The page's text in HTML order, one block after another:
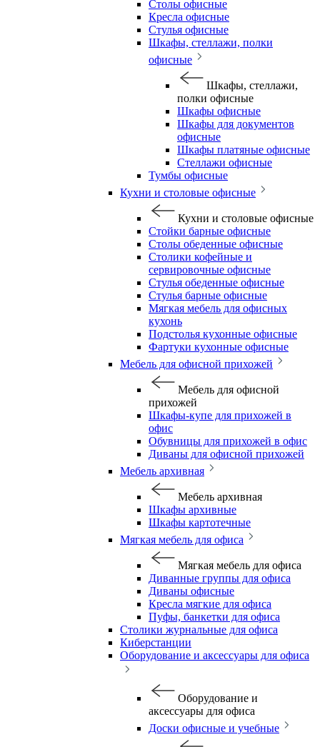
Столы офисные
Кресла офисные
Стулья офисные
Шкафы, стеллажи, полки
офисные
Шкафы, стеллажи,
полки офисные
Шкафы офисные
Шкафы для документов
офисные
Шкафы платяные офисные
Стеллажи офисные
Тумбы офисные
Кухни и столовые офисные
Кухни и столовые офисные
Стойки барные офисные
Столы обеденные офисные
Столики кофейные и
сервировочные офисные
Стулья обеденные офисные
Стулья барные офисные
Мягкая мебель для офисных
кухонь
Подстолья кухонные офисные
Фартуки кухонные офисные
Мебель для офисной прихожей
Мебель для офисной
прихожей
Шкафы-купе для прихожей в
офис
Обувницы для прихожей в офис
Диваны для офисной прихожей
Мебель архивная
Мебель архивная
Шкафы архивные
Шкафы картотечные
Мягкая мебель для офиса
Мягкая мебель для офиса
Диванные группы для офиса
Диваны офисные
Кресла мягкие для офиса
Пуфы, банкетки для офиса
Столики журнальные для офиса
Киберстанции
Оборудование и аксессуары для офиса
Оборудование и
аксессуары для офиса
Доски офисные и учебные